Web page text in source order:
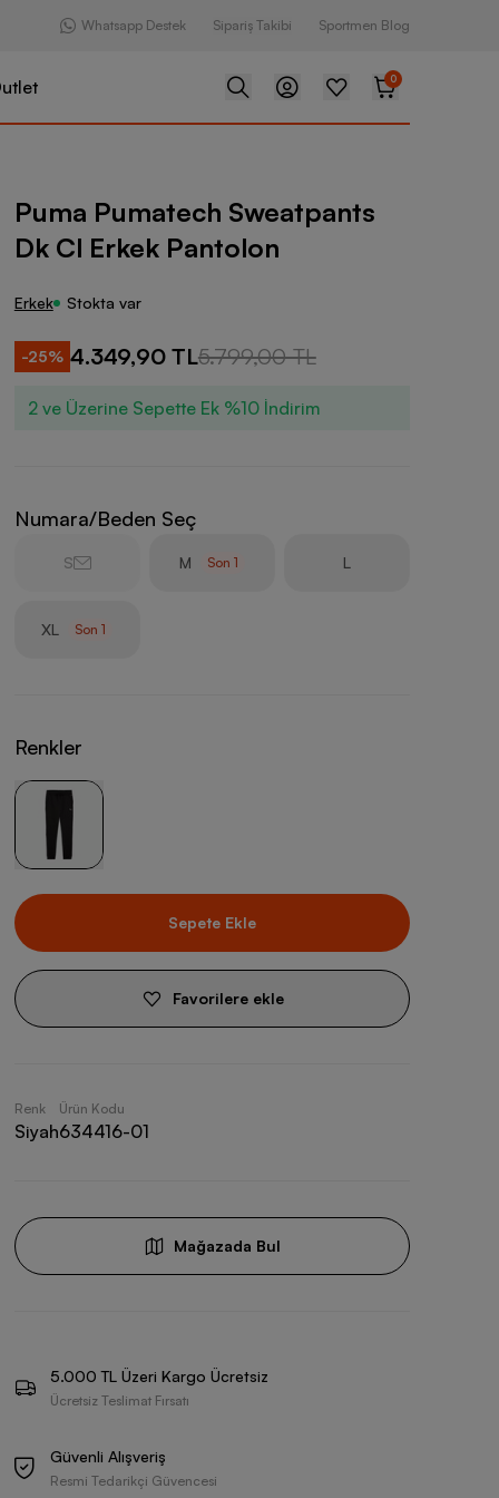
Whatsapp Destek Sipariş Takibi Sportmen Blog
0
Sweatpants Dk Cl Erkek Pantolon
Puma Pumatech Sweatpants
Dk Cl Erkek Pantolon
Erkek Stokta var
-25% 4.349,90 TL5.799,00 TL
2 ve Üzerine Sepette Ek %10 İndirim
Numara/Beden Seç
S M Son 1 L
XL Son1
Renkler
Sepete Ekle
Favorilere ekle
Renk
Siyah
Ürün Kodu
634416-01
Mağazada Bul
5.000 TL Üzeri Kargo Ücretsiz
Ücretsiz Teslimat Fırsatı
Güvenli Alışveriş
Resmi Tedarikçi Güvencesi